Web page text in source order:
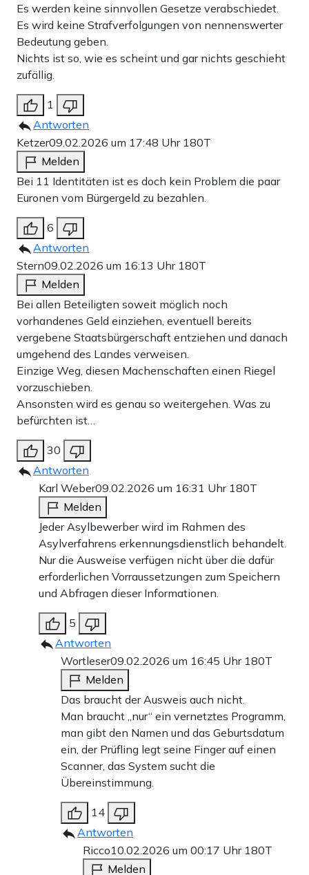
Es werden keine sinnvollen Gesetze verabschiedet.
Es wird keine Strafverfolgungen von nennenswerter
Bedeutung geben.
Nichts ist so, wie es scheint und gar nichts geschieht
zufällig.
1
Antworten
Ketzer09.02.2026 um 17:48 Uhr 180T
Melden
Bei 11 Identitäten ist es doch kein Problem die paar
Euronen vom Bürgergeld zu bezahlen.
6
Antworten
Stern09.02.2026 um 16:13 Uhr 180T
Melden
Bei allen Beteiligten soweit möglich noch
vorhandenes Geld einziehen, eventuell bereits
vergebene Staatsbürgerschaft entziehen und danach
umgehend des Landes verweisen.
Einzige Weg, diesen Machenschaften einen Riegel
vorzuschieben.
Ansonsten wird es genau so weitergehen. Was zu
befürchten ist…
30
Antworten
Karl Weber09.02.2026 um 16:31 Uhr 180T
Melden
Jeder Asylbewerber wird im Rahmen des
Asylverfahrens erkennungsdienstlich behandelt.
Nur die Ausweise verfügen nicht über die dafür
erforderlichen Vorraussetzungen zum Speichern
und Abfragen dieser Informationen.
5
Antworten
Wortleser09.02.2026 um 16:45 Uhr 180T
Melden
Das braucht der Ausweis auch nicht.
Man braucht „nur“ ein vernetztes Programm,
man gibt den Namen und das Geburtsdatum
ein, der Prüfling legt seine Finger auf einen
Scanner, das System sucht die
Übereinstimmung.
14
Antworten
Ricco10.02.2026 um 00:17 Uhr 180T
Melden